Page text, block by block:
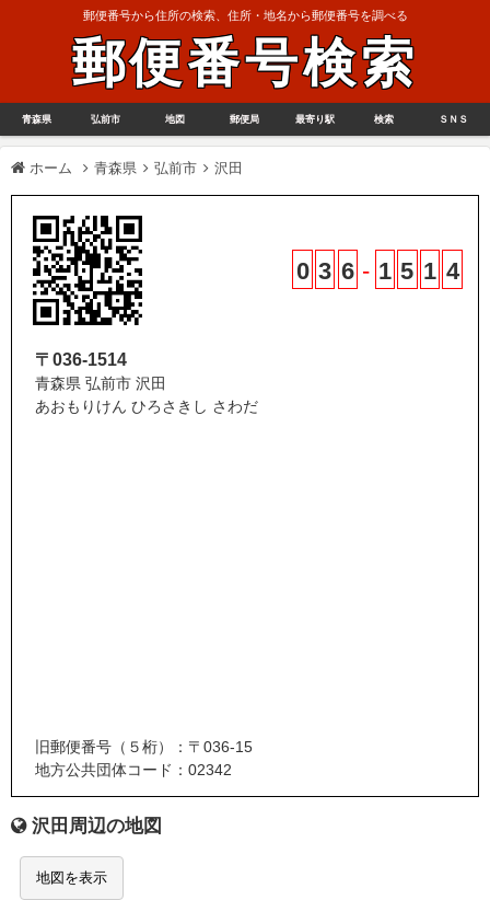
郵便番号から住所の検索、住所・地名から郵便番号を調べる
郵便番号検索
青森県 弘前市 地図 郵便局 最寄り駅 検索 ＳＮＳ
ホーム 青森県 弘前市 沢田
0 3 6 - 1 5 1 4
〒036-1514
青森県 弘前市 沢田
あおもりけん ひろさきし さわだ
旧郵便番号（５桁）：〒036-15
地方公共団体コード：02342
沢田周辺の地図
地図を表示